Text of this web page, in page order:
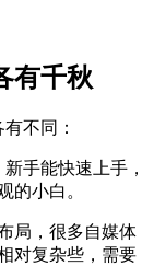
有千秋
不同：
手能快速上手，
的小白。
局，很多自媒体
对复杂些，需要